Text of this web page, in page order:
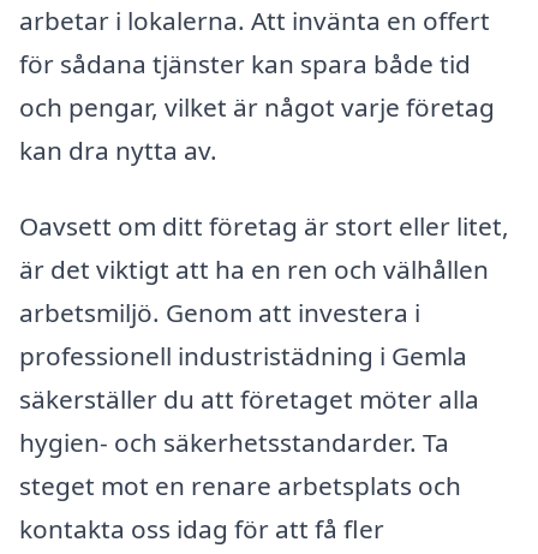
arbetar i lokalerna. Att invänta en offert
för sådana tjänster kan spara både tid
och pengar, vilket är något varje företag
kan dra nytta av.
Oavsett om ditt företag är stort eller litet,
är det viktigt att ha en ren och välhållen
arbetsmiljö. Genom att investera i
professionell industristädning i Gemla
säkerställer du att företaget möter alla
hygien- och säkerhetsstandarder. Ta
steget mot en renare arbetsplats och
kontakta oss idag för att få fler